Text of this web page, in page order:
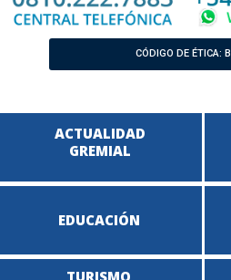
CÓDIGO DE ÉTICA:
ACTUALIDAD
GREMIAL
EDUCACIÓN
TURISMO